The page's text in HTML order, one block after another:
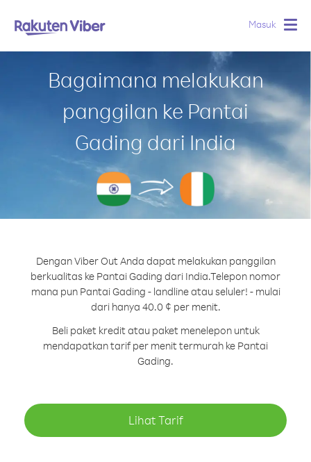
Masuk
Bagaimana melakukan
panggilan ke Pantai
Gading dari India
Dengan Viber Out Anda dapat melakukan panggilan
berkualitas ke Pantai Gading dari India.Telepon nomor
mana pun Pantai Gading - landline atau seluler! - mulai
dari hanya 40.0 ¢ per menit.
Beli paket kredit atau paket menelepon untuk
mendapatkan tarif per menit termurah ke Pantai
Gading.
Lihat Tarif